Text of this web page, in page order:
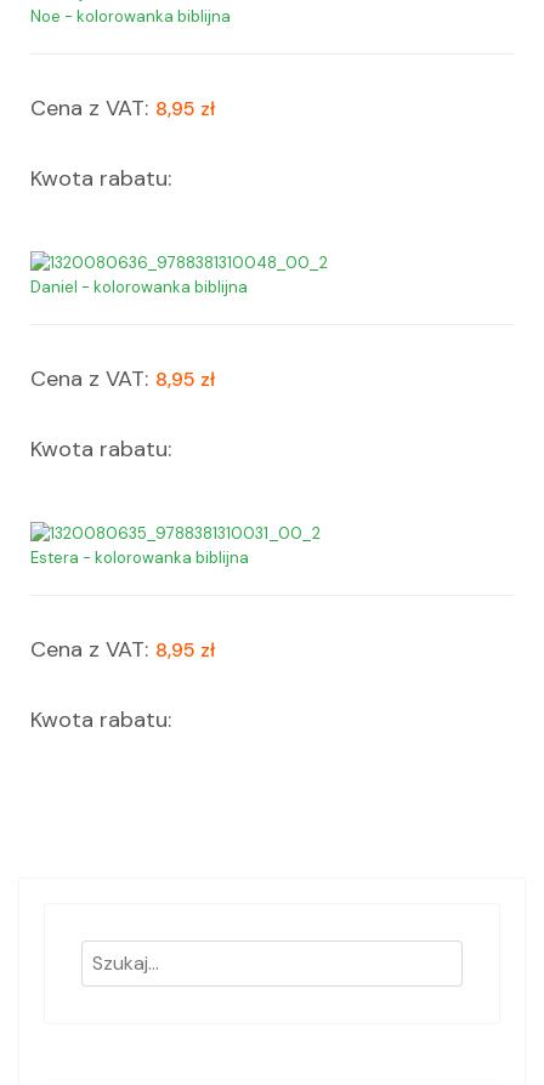
Noe - kolorowanka biblijna
Cena z VAT: 8,95 zł
Kwota rabatu:
Daniel - kolorowanka biblijna
Cena z VAT: 8,95 zł
Kwota rabatu:
Estera - kolorowanka biblijna
Cena z VAT: 8,95 zł
Kwota rabatu: